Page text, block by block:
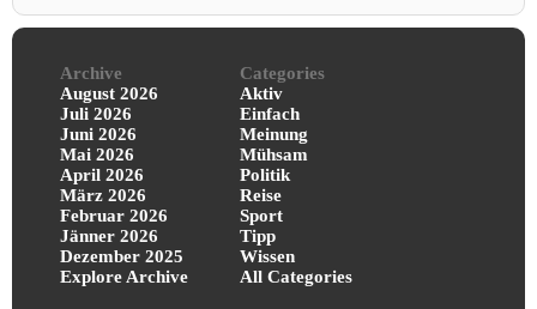
Archive
August 2026
Juli 2026
Juni 2026
Mai 2026
April 2026
März 2026
Februar 2026
Jänner 2026
Dezember 2025
Explore Archive
Categories
Aktiv
Einfach
Meinung
Mühsam
Politik
Reise
Sport
Tipp
Wissen
All Categories